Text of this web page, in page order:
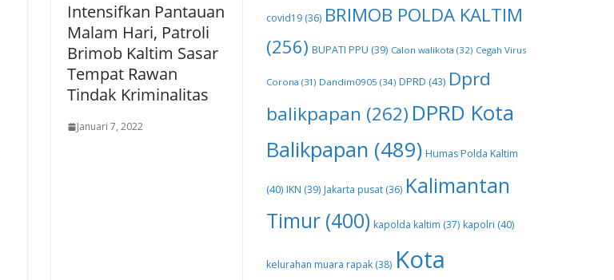
Intensifkan Pantauan
Malam Hari, Patroli
Brimob Kaltim Sasar
Tempat Rawan
Tindak Kriminalitas
Januari 7, 2022
covid19 (36) BRIMOB POLDA KALTIM
(256) BUPATI PPU (39) Calon walikota (32) Cegah Virus
Corona (31) Dandim0905 (34) DPRD (43) Dprd
balikpapan (262) DPRD Kota
Balikpapan (489) Humas Polda Kaltim
(40) IKN (39) Jakarta pusat (36) Kalimantan
Timur (400) kapolda kaltim (37) kapolri (40)
kelurahan muara rapak (38) Kota